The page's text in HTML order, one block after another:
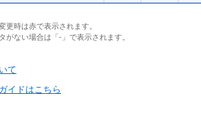
更時は赤で表示されます。
がない場合は「-」で表示されます。
て
イドはこちら